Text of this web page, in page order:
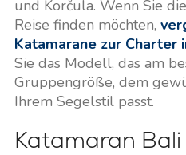
und Korčula. Wenn Sie
Reise finden möchten,
Katamarane zur Charter
Sie das Modell, das am
Gruppengröße, dem
Ihrem Segelstil passt.
Katamaran Bali